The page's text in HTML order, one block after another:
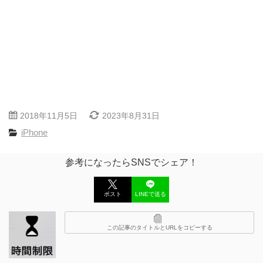
2018年11月5日 2023年8月31日
iPhone
参考になったらSNSでシェア！
ポスト LINEで送る
この記事のタイトルとURLをコピーする